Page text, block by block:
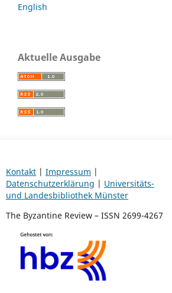
English
Aktuelle Ausgabe
Kontakt| Impressum |
Datenschutzerklärung | Universitäts-
und Landesbibliothek Münster
The Byzantine Review – ISSN 2699-4267